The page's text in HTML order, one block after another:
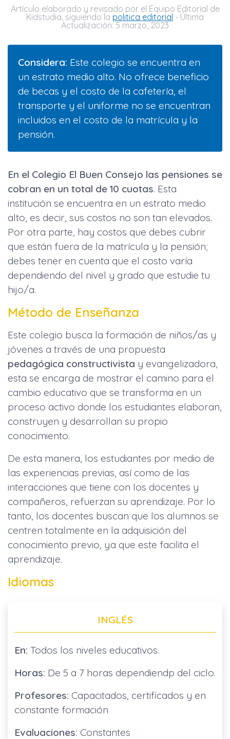
Artículo elaborado y revisado por el Equipo Editorial de
Kidstudia, siguiendo la politica editorial - Última
Actualización: 5 marzo, 2023
Considera: Este colegio se encuentra en
un estrato medio alto. No ofrece beneficio
de becas y el costo de la cafetería, el
transporte y el uniforme no se encuentran
incluidos en el costo de la matrícula y la
pensión.
En el Colegio El Buen Consejo las pensiones se
cobran en un total de 10 cuotas. Esta
institución se encuentra en un estrato medio
alto, es decir, sus costos no son tan elevados.
Por otra parte, hay costos que debes cubrir
que están fuera de la matrícula y la pensión;
debes tener en cuenta que el costo varía
dependiendo del nivel y grado que estudie tu
hijo/a.
Método de Enseñanza
Este colegio busca la formación de niños/as y
jóvenes a través de una propuesta
pedagógica constructivista y evangelizadora,
esta se encarga de mostrar el camino para el
cambio educativo que se transforma en un
proceso activo donde los estudiantes elaboran,
construyen y desarrollan su propio
conocimiento.
De esta manera, los estudiantes por medio de
las experiencias previas, así como de las
interacciones que tiene con los docentes y
compañeros, refuerzan su aprendizaje. Por lo
tanto, los docentes buscan que los alumnos se
centren totalmente en la adquisición del
conocimiento previo, ya que este facilita el
aprendizaje.
Idiomas
INGLÉS
En: Todos los niveles educativos.
Horas: De 5 a 7 horas dependiendp del ciclo.
Profesores: Capacitados, certificados y en
constante formación
Evaluaciones: Constantes